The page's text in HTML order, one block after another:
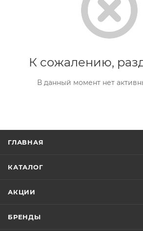
К сожалению,
В данный момент нет
ГЛАВНАЯ
КАТАЛОГ
АКЦИИ
БРЕНДЫ